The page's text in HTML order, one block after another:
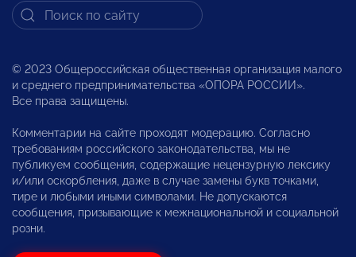
© 2023 Общероссийская общественная организация малого
и среднего предпринимательства «ОПОРА РОССИИ».
Все права защищены.
Комментарии на сайте проходят модерацию. Согласно
требованиям российского законодательства, мы не
публикуем сообщения, содержащие нецензурную лексику
и/или оскорбления, даже в случае замены букв точками,
тире и любыми иными символами. Не допускаются
сообщения, призывающие к межнациональной и социальной
розни.